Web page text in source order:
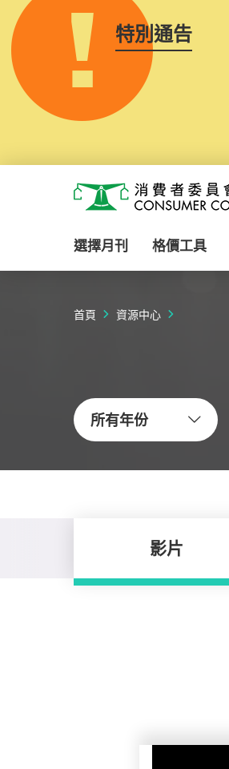
特別通告
消費者委員會
選擇月刊 格價工具
首頁 資源中心
所有年份
影片